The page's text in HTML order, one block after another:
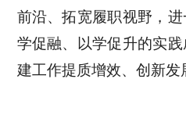
前沿、拓宽履职视野，
学促融、以学促升的实
建工作提质增效、创新发